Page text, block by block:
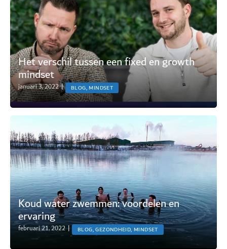
Het verschil tussen een fixed en growth
mindset
januari 3, 2022 | BLOG, MINDSET
Koud water zwemmen: voordelen en
ervaring
februari 21, 2022 | BLOG, GEZONDHEID, MINDSET